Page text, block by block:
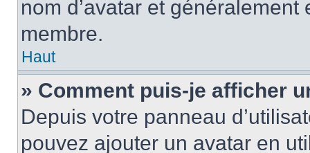
nom d’avatar et
membre.
Haut
» Comment puis-je afficher
Depuis votre panneau
pouvez ajouter un avatar en